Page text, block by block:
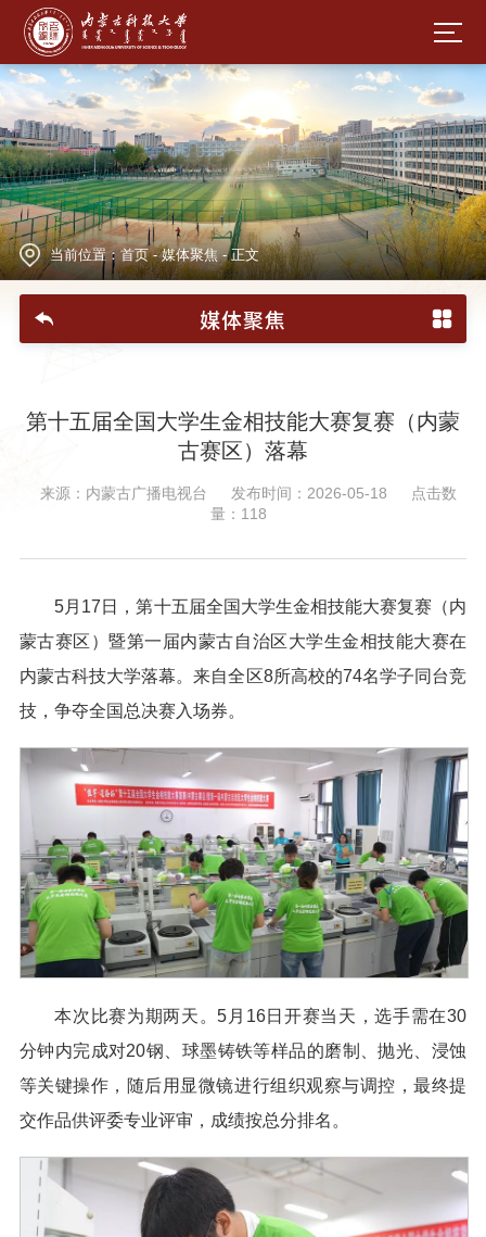
当前位置： 首页-媒体聚焦-正文
媒体聚焦
第十五届全国大学生金相技能大赛复赛（内蒙
古赛区）落幕
来源：内蒙古广播电视台 发布时间：2026-05-18
点击数
量： 118
5月17日，第十五届全国大学生金相技能大赛复赛（内
蒙古赛区）暨第一届内蒙古自治区大学生金相技能大赛在
内蒙古科技大学落幕。来自全区8所高校的74名学子同台竞
技，争夺全国总决赛入场券。
本次比赛为期两天。5月16日开赛当天，选手需在30
分钟内完成对20钢、球墨铸铁等样品的磨制、抛光、浸蚀
等关键操作，随后用显微镜进行组织观察与调控，最终提
交作品供评委专业评审，成绩按总分排名。